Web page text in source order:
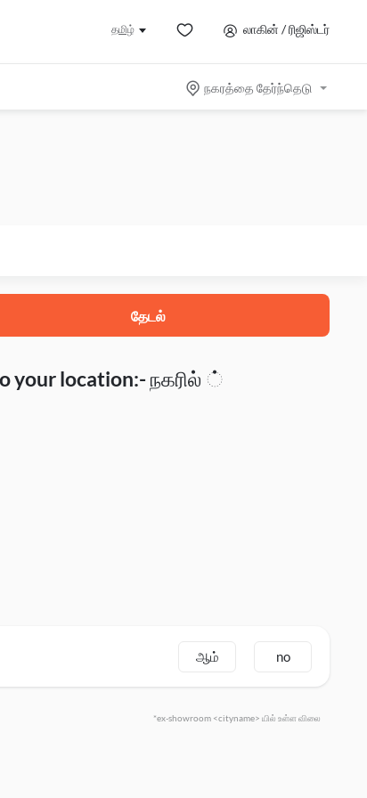
தமிழ் லாகின் / ரிஜிஸ்டர்
நகரத்தை தேர்ந்தெடு
தேடல்
to your location:- நகரில்
ஆம் no
*ex-showroom <cityname> யில் உள்ள விலை